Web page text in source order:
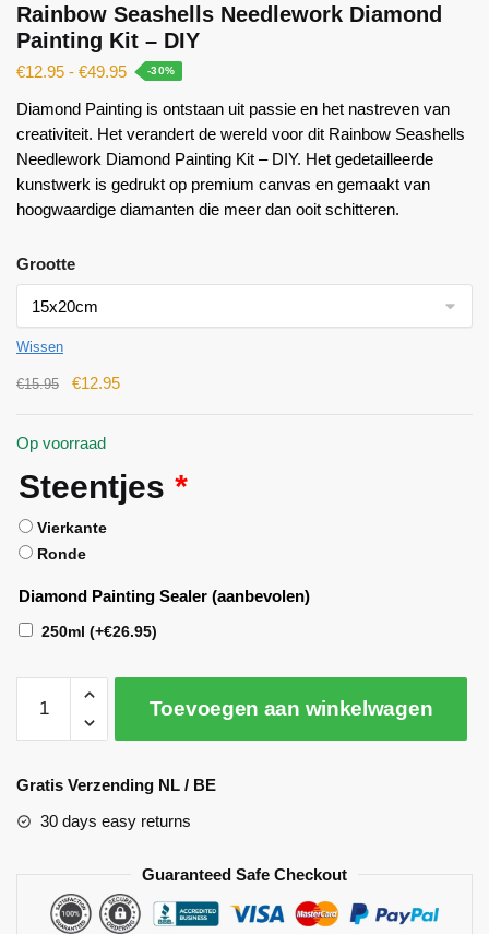
Rainbow Seashells Needlework Diamond
Painting Kit – DIY
€12.95 - €49.95 -30%
Diamond Painting is ontstaan ​​uit passie en het nastreven van
creativiteit. Het verandert de wereld voor dit Rainbow Seashells
Needlework Diamond Painting Kit – DIY. Het gedetailleerde
kunstwerk is gedrukt op premium canvas en gemaakt van
hoogwaardige diamanten die meer dan ooit schitteren.
Grootte
Wissen
€15.95 €12.95
Op voorraad
Steentjes *
Vierkante
Ronde
Diamond Painting Sealer (aanbevolen)
250ml (+€26.95)
Toevoegen aan winkelwagen
l
e
Gratis Verzending NL / BE
30 days easy returns
Guaranteed Safe Checkout